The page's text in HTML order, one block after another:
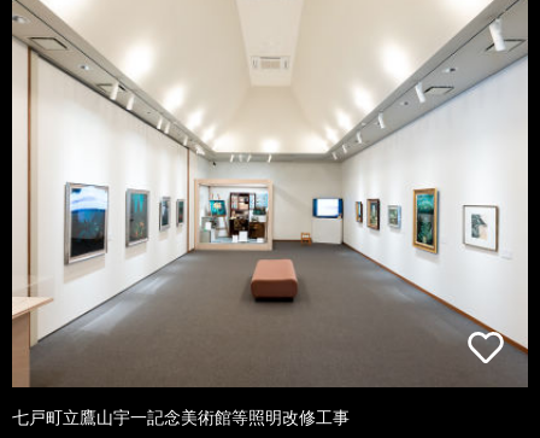
七戸町立鷹山宇一記念美術館等照明改修工事